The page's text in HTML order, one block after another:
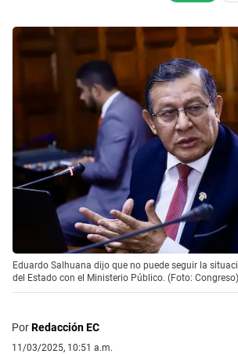
Eduardo Salhuana dijo que no puede seguir la
del Estado con el Ministerio Público. (Foto: Congreso)
PorRedacción EC
11/03/2025, 10:51 a.m.